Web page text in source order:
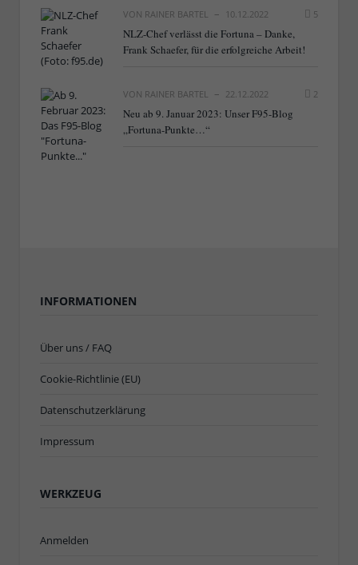
VON RAINER BARTEL 10.12.2022 5
NLZ-Chef verlässt die Fortuna – Danke,
Frank Schaefer, für die erfolgreiche Arbeit!
VON RAINER BARTEL 22.12.2022 2
Neu ab 9. Januar 2023: Unser F95-Blog
„Fortuna-Punkte…“
INFORMATIONEN
Über uns / FAQ
Cookie-Richtlinie (EU)
Datenschutzerklärung
Impressum
WERKZEUG
Anmelden